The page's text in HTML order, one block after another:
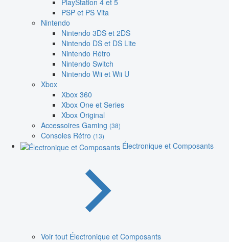
PlayStation 4 et 5
PSP et PS Vita
Nintendo
Nintendo 3DS et 2DS
Nintendo DS et DS Lite
Nintendo Rétro
Nintendo Switch
Nintendo Wii et Wii U
Xbox
Xbox 360
Xbox One et Series
Xbox Original
Accessoires Gaming (38)
Consoles Rétro (13)
Électronique et Composants
Voir tout Électronique et Composants